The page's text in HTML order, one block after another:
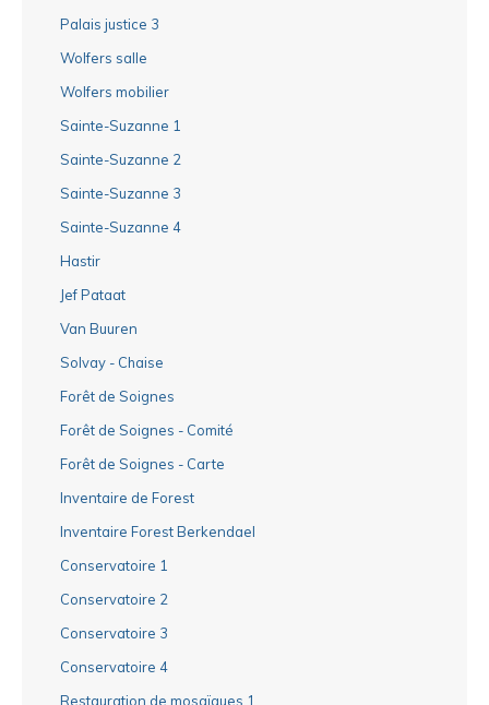
Palais justice 3
Wolfers salle
Wolfers mobilier
Sainte-Suzanne 1
Sainte-Suzanne 2
Sainte-Suzanne 3
Sainte-Suzanne 4
Hastir
Jef Pataat
Van Buuren
Solvay - Chaise
Forêt de Soignes
Forêt de Soignes - Comité
Forêt de Soignes - Carte
Inventaire de Forest
Inventaire Forest Berkendael
Conservatoire 1
Conservatoire 2
Conservatoire 3
Conservatoire 4
Restauration de mosaïques 1